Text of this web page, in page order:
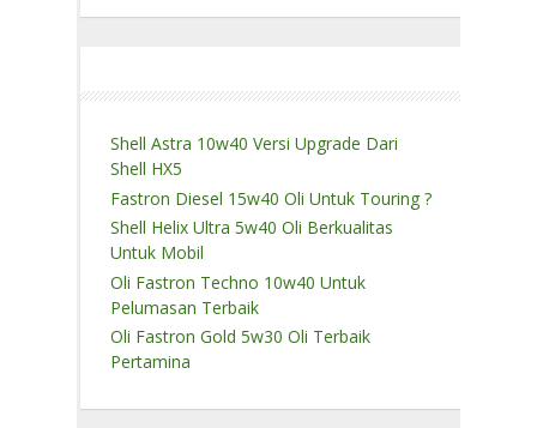
Shell Astra 10w40 Versi Upgrade Dari
Shell HX5
Fastron Diesel 15w40 Oli Untuk Touring ?
Shell Helix Ultra 5w40 Oli Berkualitas
Untuk Mobil
Oli Fastron Techno 10w40 Untuk
Pelumasan Terbaik
Oli Fastron Gold 5w30 Oli Terbaik
Pertamina